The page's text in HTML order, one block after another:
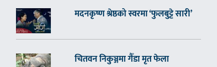
मदनकृष्ण श्रेष्ठको स्वरमा ‘फुलबुट्टे सारी’
चितवन निकुञ्जमा गैँडा मृत फेला